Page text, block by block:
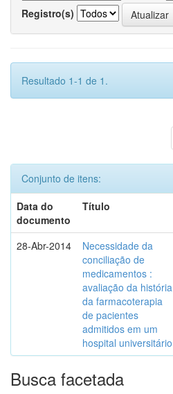
Registro(s)
Resultado 1-1 de 1.
Conjunto de itens:
Data do
documento
Título
28-Abr-2014
Necessidade da
conciliação de
medicamentos :
avaliação da história
da farmacoterapia
de pacientes
admitidos em um
hospital universitário
Busca facetada